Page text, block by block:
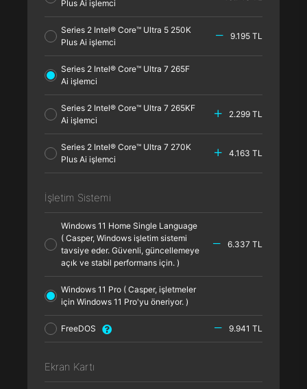
Plus Ai işlemci
Series 2 Intel® Core™ Ultra 5 250K
Plus Ai işlemci
9.195 TL
Series 2 Intel® Core™ Ultra 7 265F
Ai işlemci
Series 2 Intel® Core™ Ultra 7 265KF
Ai işlemci
2.299 TL
Series 2 Intel® Core™ Ultra 7 270K
Plus Ai işlemci
4.163 TL
İşletim Sistemi
Windows 11 Home Single Language
( Casper, Windows işletim sistemi
tavsiye eder. Güvenli, güncellemeye
açık ve stabil performans için. )
6.337 TL
Windows 11 Pro ( Casper, işletmeler
için Windows 11 Pro'yu öneriyor. )
FreeDOS 9.941 TL
Ekran Kartı